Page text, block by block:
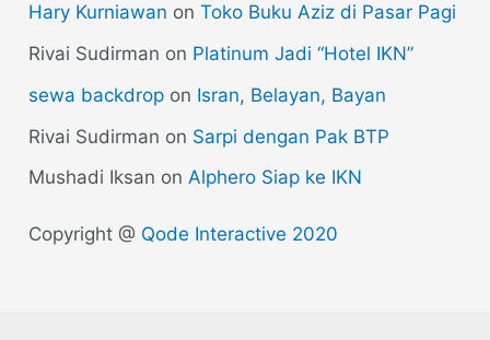
Hary Kurniawan onToko Buku Aziz di Pasar Pagi
Rivai Sudirman on Platinum Jadi “Hotel IKN”
sewa backdrop on Isran, Belayan, Bayan
Rivai Sudirman on Sarpi dengan Pak BTP
Mushadi Iksan onAlphero Siap ke IKN
Copyright @ Qode Interactive 2020